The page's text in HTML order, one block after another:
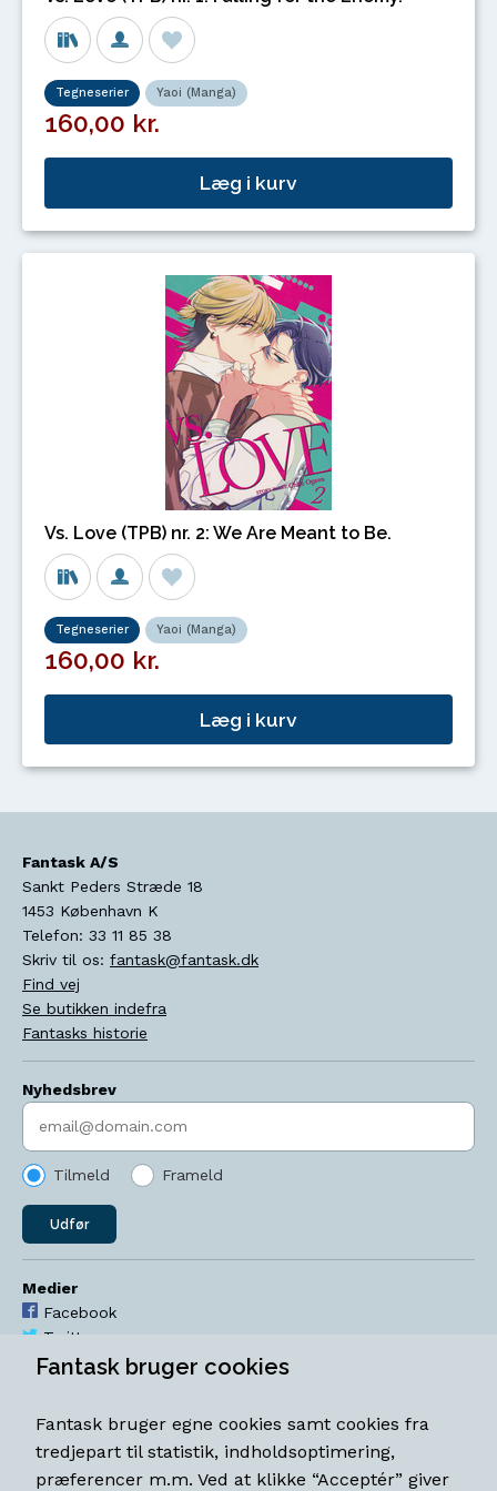
Tegneserier Yaoi (Manga)
160,00 kr.
Læg i kurv
Vs. Love (TPB) nr. 2: We Are Meant to Be.
Tegneserier Yaoi (Manga)
160,00 kr.
Læg i kurv
Fantask A/S
Sankt Peders Stræde 18
1453 København K
Telefon: 33 11 85 38
Skriv til os: fantask@fantask.dk
Find vej
Se butikken indefra
Fantasks historie
Nyhedsbrev
Indtast søgeord
Tilmeld Frameld
Udfør
Medier
Facebook
Twitter
YouTube
Åbningstider
Mandag-torsdag 11-18
Fantask bruger cookies
Fantask bruger egne cookies samt cookies fra
tredjepart til statistik, indholdsoptimering,
præferencer m.m. Ved at klikke “Acceptér” giver